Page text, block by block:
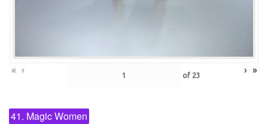
« ‹ of 23 › »
41. Magic Women